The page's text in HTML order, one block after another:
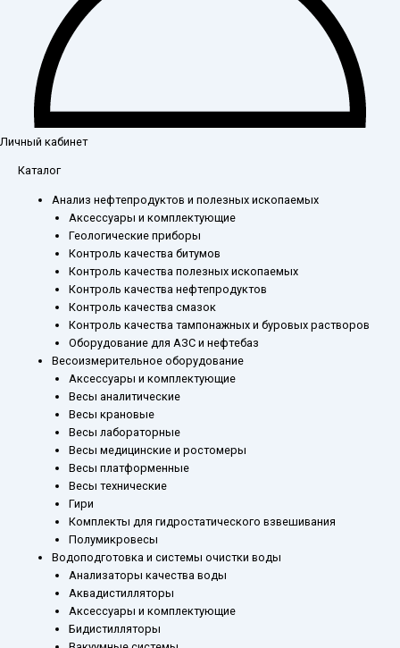
Личный кабинет
Каталог
Анализ нефтепродуктов и полезных ископаемых
Аксессуары и комплектующие
Геологические приборы
Контроль качества битумов
Контроль качества полезных ископаемых
Контроль качества нефтепродуктов
Контроль качества смазок
Контроль качества тампонажных и буровых растворов
Оборудование для АЗС и нефтебаз
Весоизмерительное оборудование
Аксессуары и комплектующие
Весы аналитические
Весы крановые
Весы лабораторные
Весы медицинские и ростомеры
Весы платформенные
Весы технические
Гири
Комплекты для гидростатического взвешивания
Полумикровесы
Водоподготовка и системы очистки воды
Анализаторы качества воды
Аквадистилляторы
Аксессуары и комплектующие
Бидистилляторы